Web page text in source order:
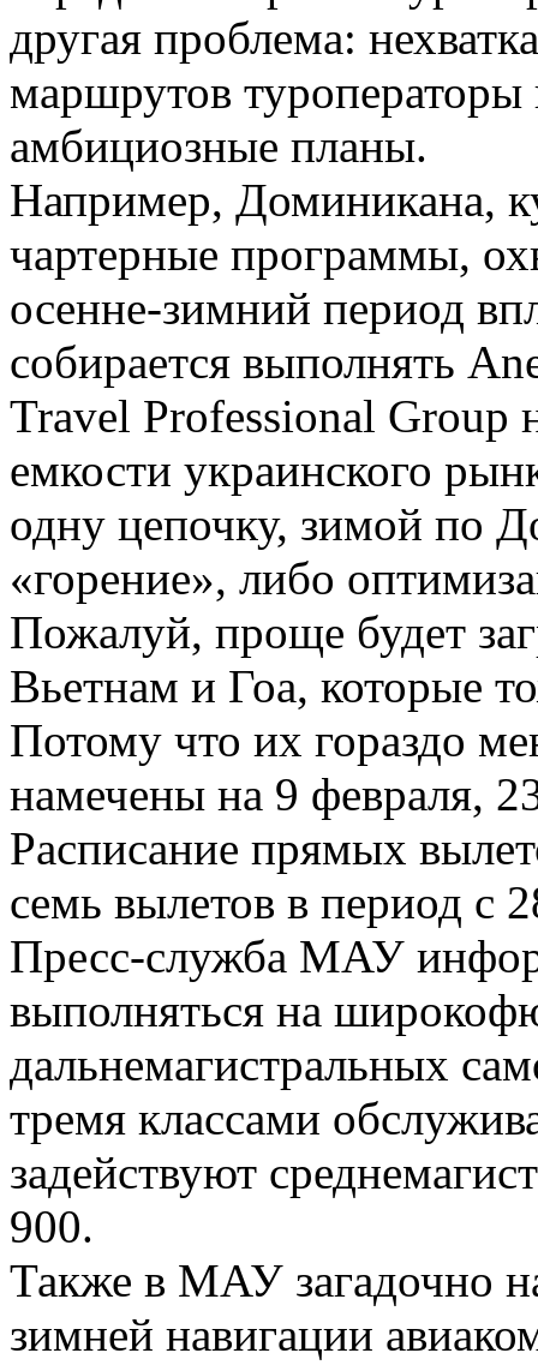
другая проблема:
маршрутов
амбициозные планы.
Например, Доминикана,
чартерные программы,
осенне-зимний период
собирается выполнять
Travel Professional
емкости украинского
одну цепочку, зимой по
«горение», либо
Пожалуй, проще будет
Вьетнам и Гоа, которые
Потому что их гораздо
намечены на 9 февраля,
Расписание прямых
семь вылетов в период с
Пресс-служба МАУ
выполняться на
дальнемагистральных
тремя классами
задействуют
900.
Также в МАУ загадочно
зимней навигации